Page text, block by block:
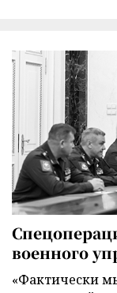
военного
«Фактически